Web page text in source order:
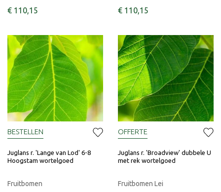
€ 110,15 € 110,15
Juglans r. 'Lange van Lod' 6-8
Hoogstam wortelgoed
Fruitbomen
BESTELLEN
Juglans r. 'Broadview' dubbele U
met rek wortelgoed
Fruitbomen Lei
OFFERTE